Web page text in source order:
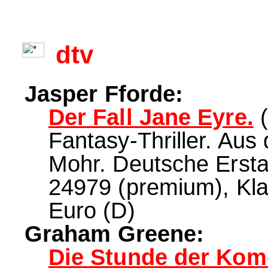
dtv
Jasper Fforde:
Der Fall Jane Eyre. (
Fantasy-Thriller.
Mohr. Deutsche
24979 (premium),
Euro (D)
Graham Greene:
Die Stunde der